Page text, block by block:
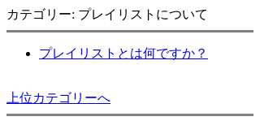
カテゴリー: プレイリストについて
プレイリストとは何ですか？
上位カテゴリーへ